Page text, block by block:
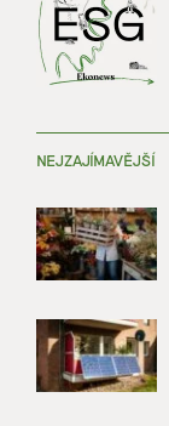
NEJZAJÍMAVĚJŠÍ